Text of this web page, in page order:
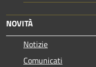
NOVITÀ
Notizie
Comunicati